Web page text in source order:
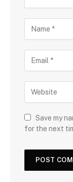
Save my
for the next